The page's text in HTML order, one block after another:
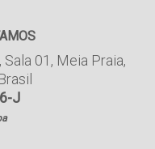
, Sala 01 , Meia Praia,
Brasil
J